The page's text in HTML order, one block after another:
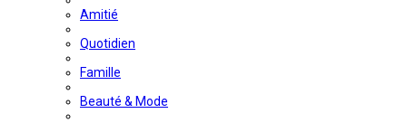
Amitié
Quotidien
Famille
Beauté & Mode